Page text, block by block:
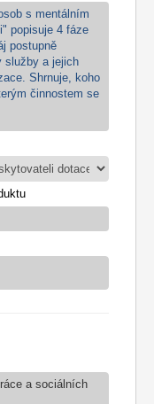
s mentálním
popisuje 4 fáze
postupně
služby a jejich
Shrnuje, koho
činnostem se
a sociálních